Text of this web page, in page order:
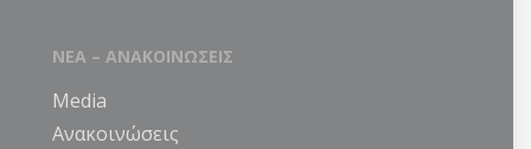
ΝΕΑ – ΑΝΑΚΟΙΝΩΣΕΙΣ
Media
Ανακοινώσεις